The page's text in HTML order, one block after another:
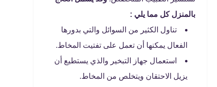
بالمنزل كل مما يلي :
تناول الكثير من السوائل والتي بدورها
الفعال يمكنها أن تعمل على تفتيت المخاط.
استعمال جهاز التبخير والذي يستطيع أن
يزيل الاحتقان ويتخلص من المخاط.